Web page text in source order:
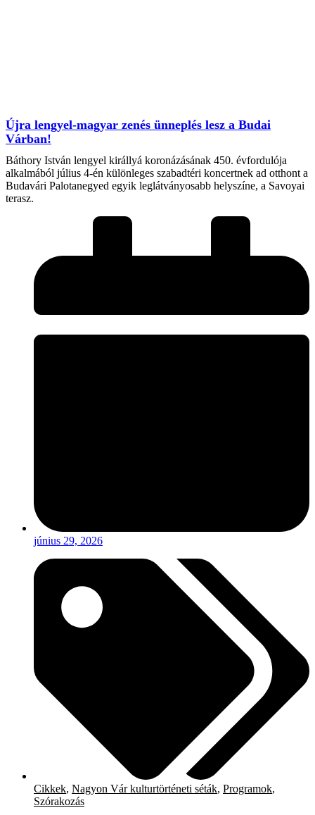
Újra lengyel-magyar zenés ünneplés lesz a Budai
Várban!
Báthory István lengyel királlyá koronázásának 450. évfordulója
alkalmából július 4-én különleges szabadtéri koncertnek ad otthont a
Budavári Palotanegyed egyik leglátványosabb helyszíne, a Savoyai
terasz.
június 29, 2026
Cikkek, Nagyon Vár kulturtörténeti séták, Programok,
Szórakozás